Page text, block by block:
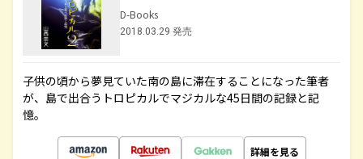
D-Books
2018.03.29 発売
子供の頃から夢見ていた南の島に滞在することになった筆者
が、島で出合うトロピカルでマジカルな45日間の記録と記
憶。
詳細を見る